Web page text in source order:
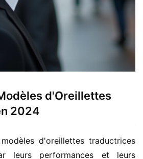
d'Oreillettes
2024
d'oreillettes traductrices
leurs performances et leurs